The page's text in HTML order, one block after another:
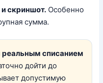
скриншот.Особенно
сумма.
списанием
дойти до
допустимую